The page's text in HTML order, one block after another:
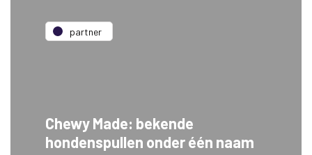
partner
Chewy Made: bekende
hondenspullen onder één naam